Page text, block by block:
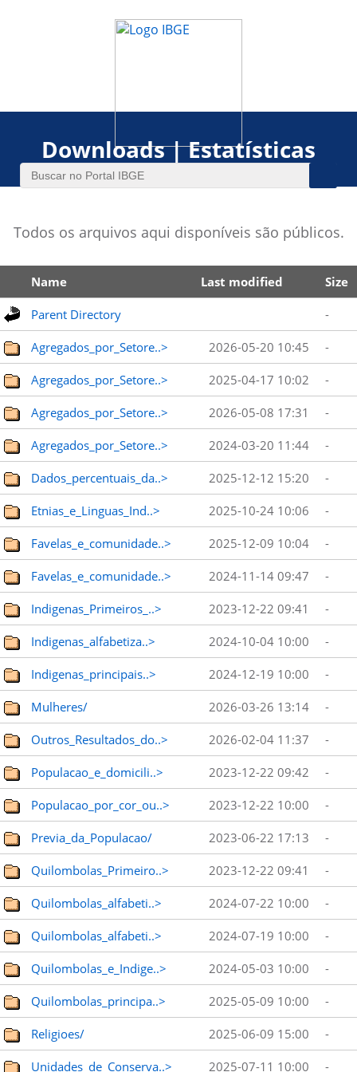
Downloads | Estatísticas
Todos os arquivos aqui disponíveis são públicos.
Name Last modified Size
Parent Directory -
Agregados_por_Setore..> 2026-05-20 10:45 -
Agregados_por_Setore..> 2025-04-17 10:02 -
Agregados_por_Setore..> 2026-05-08 17:31 -
Agregados_por_Setore..> 2024-03-20 11:44 -
Dados_percentuais_da..> 2025-12-12 15:20 -
Etnias_e_Linguas_Ind..> 2025-10-24 10:06 -
Favelas_e_comunidade..> 2025-12-09 10:04 -
Favelas_e_comunidade..> 2024-11-14 09:47 -
Indigenas_Primeiros_..> 2023-12-22 09:41 -
Indigenas_alfabetiza..> 2024-10-04 10:00 -
Indigenas_principais..> 2024-12-19 10:00 -
Mulheres/ 2026-03-26 13:14 -
Outros_Resultados_do..> 2026-02-04 11:37 -
Populacao_e_domicili..> 2023-12-22 09:42 -
Populacao_por_cor_ou..> 2023-12-22 10:00 -
Previa_da_Populacao/ 2023-06-22 17:13 -
Quilombolas_Primeiro..> 2023-12-22 09:41 -
Quilombolas_alfabeti..> 2024-07-22 10:00 -
Quilombolas_alfabeti..> 2024-07-19 10:00 -
Quilombolas_e_Indige..> 2024-05-03 10:00 -
Quilombolas_principa..> 2025-05-09 10:00 -
Religioes/ 2025-06-09 15:00 -
Unidades_de_Conserva..> 2025-07-11 10:00 -